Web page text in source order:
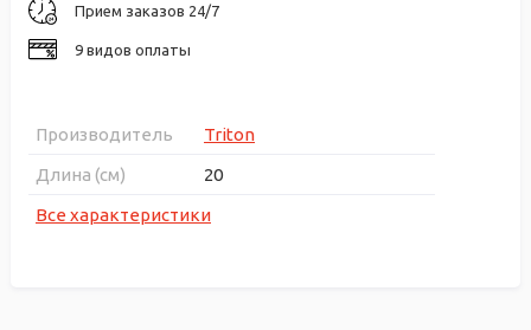
Прием заказов 24/7
9 видов оплаты
Производитель
Triton
Длина (см)
20
Все характеристики